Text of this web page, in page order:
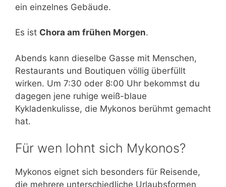
ein einzelnes Gebäude.
Es ist Chora am frühen Morgen.
Abends kann dieselbe Gasse mit Menschen,
Restaurants und Boutiquen völlig überfüllt
wirken. Um 7:30 oder 8:00 Uhr bekommst du
dagegen jene ruhige weiß-blaue
Kykladenkulisse, die Mykonos berühmt gemacht
hat.
Für wen lohnt sich Mykonos?
Mykonos eignet sich besonders für Reisende,
die mehrere unterschiedliche Urlaubsformen